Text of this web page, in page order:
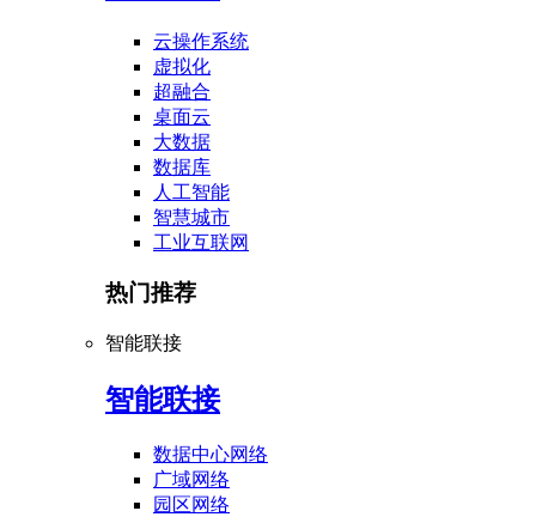
云操作系统
虚拟化
超融合
桌面云
大数据
数据库
人工智能
智慧城市
工业互联网
热门推荐
智能联接
智能联接
数据中心网络
广域网络
园区网络